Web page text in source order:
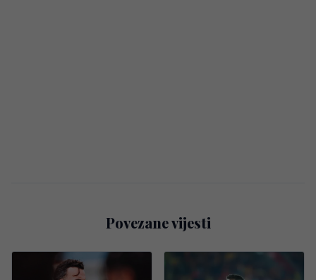
Povezane vijesti